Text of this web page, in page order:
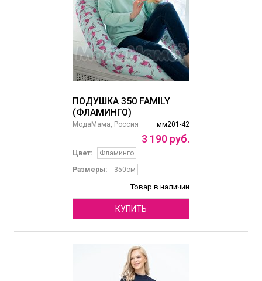
ПОДУШКА 350 FAMILY
(ФЛАМИНГО)
мм201-42
МодаМама, Россия
3 190 руб.
Цвет:
Фламинго
Размеры:
350см
Товар в наличии
КУПИТЬ